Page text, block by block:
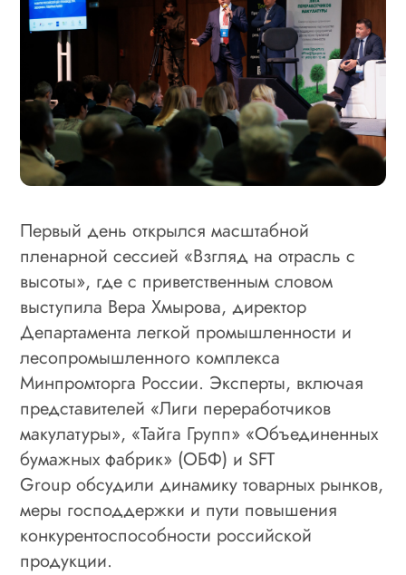
Первый день открылся масштабной
пленарной сессией «Взгляд на отрасль с
высоты», где с приветственным словом
выступила Вера Хмырова, директор
Департамента легкой промышленности и
лесопромышленного комплекса
Минпромторга России. Эксперты, включая
представителей «Лиги переработчиков
макулатуры», «Тайга Групп» «Объединенных
бумажных фабрик» (ОБФ) и SFT
Group обсудили динамику товарных рынков,
меры господдержки и пути повышения
конкурентоспособности российской
продукции.